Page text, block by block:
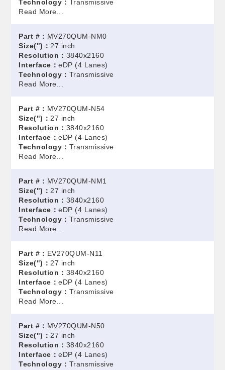
Technology：
Transmissive
Read More...
Part #： MV270QUM-NM0
Size(")：27 inch
Resolution： 3840x2160
Interface：eDP (4 Lanes)
Technology： Transmissive
Read More...
Part #： MV270QUM-N54
Size(")：27 inch
Resolution： 3840x2160
Interface：eDP (4 Lanes)
Technology： Transmissive
Read More...
Part #： MV270QUM-NM1
Size(")：27 inch
Resolution： 3840x2160
Interface：eDP (4 Lanes)
Technology： Transmissive
Read More...
Part #： EV270QUM-N11
Size(")：27 inch
Resolution： 3840x2160
Interface：eDP (4 Lanes)
Technology： Transmissive
Read More...
Part #： MV270QUM-N50
Size(")：27 inch
Resolution： 3840x2160
Interface：eDP (4 Lanes)
Technology： Transmissive